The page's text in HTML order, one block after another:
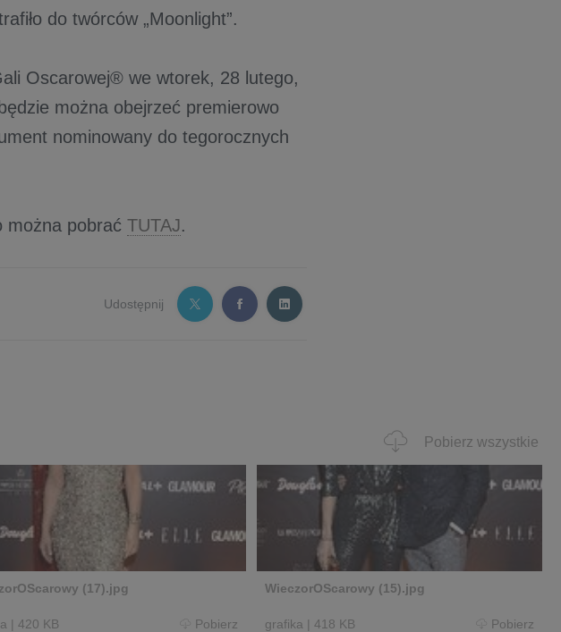
do twórców „Moonlight”.
Oscarowej® we wtorek, 28 lutego,
można obejrzeć premierowo
nominowany do tegorocznych
można pobrać TUTAJ.
Udostępnij
Pobierz wszystkie
(17).jpg
| 420 KB Pobierz
WieczorOScarowy (15).jpg
grafika | 418 KB Pobierz